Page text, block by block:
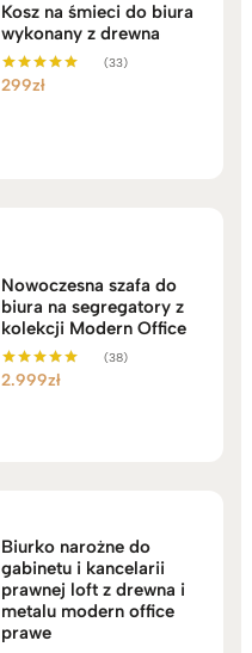
Kosz na śmieci do biura
wykonany z drewna
Oceniono
(33)
299zł
Nowoczesna szafa do
biura na segregatory z
kolekcji Modern Office
Oceniono
(38)
2.999zł
Biurko narożne do
gabinetu i kancelarii
prawnej loft z drewna i
metalu modern office
prawe